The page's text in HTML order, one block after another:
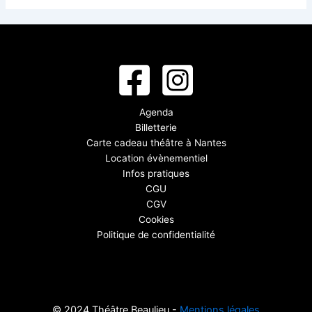
Agenda
Billetterie
Carte cadeau théâtre à Nantes
Location évènementiel
Infos pratiques
CGU
CGV
Cookies
Politique de confidentialité